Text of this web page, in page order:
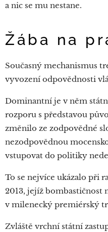
a nic se mu nestane.
Žába na
Současný mechanismus
vyvození odpovědnosti
Dominantní je v něm
rozporu s představou
změnilo ze zodpovědné
nezodpovědnou
vstupovat do politiky
To se nejvíce ukázalo při
2013, jejíž bombastičnost
v milenecký premiérský
Zvláště vrchní státní